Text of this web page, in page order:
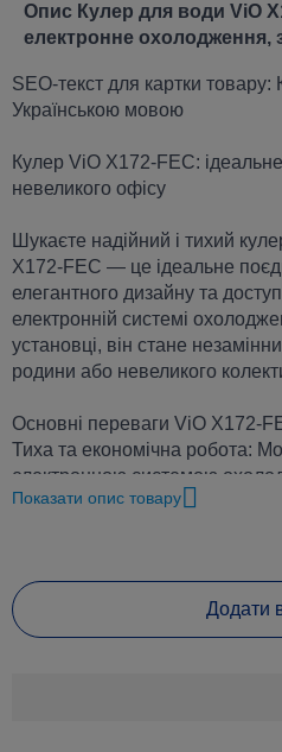
Опис Кулер для води ViO
електронне
SEO-текст для картки
Українською мовою
Кулер ViO X172-FEC:
невеликого офісу
Шукаєте надійний і тихий
X172-FEC — це ідеальне
елегантного дизайну та
електронній системі
установці, він стане
родини або невеликого
Основні переваги ViO X172-
Тиха та економічна робота:
електронною системою
Пельтьє. Це забезпечує
Гаряча та холодна вода: Кулер
гарячої води (до 90-95°C)
Показати опис товару
Додати